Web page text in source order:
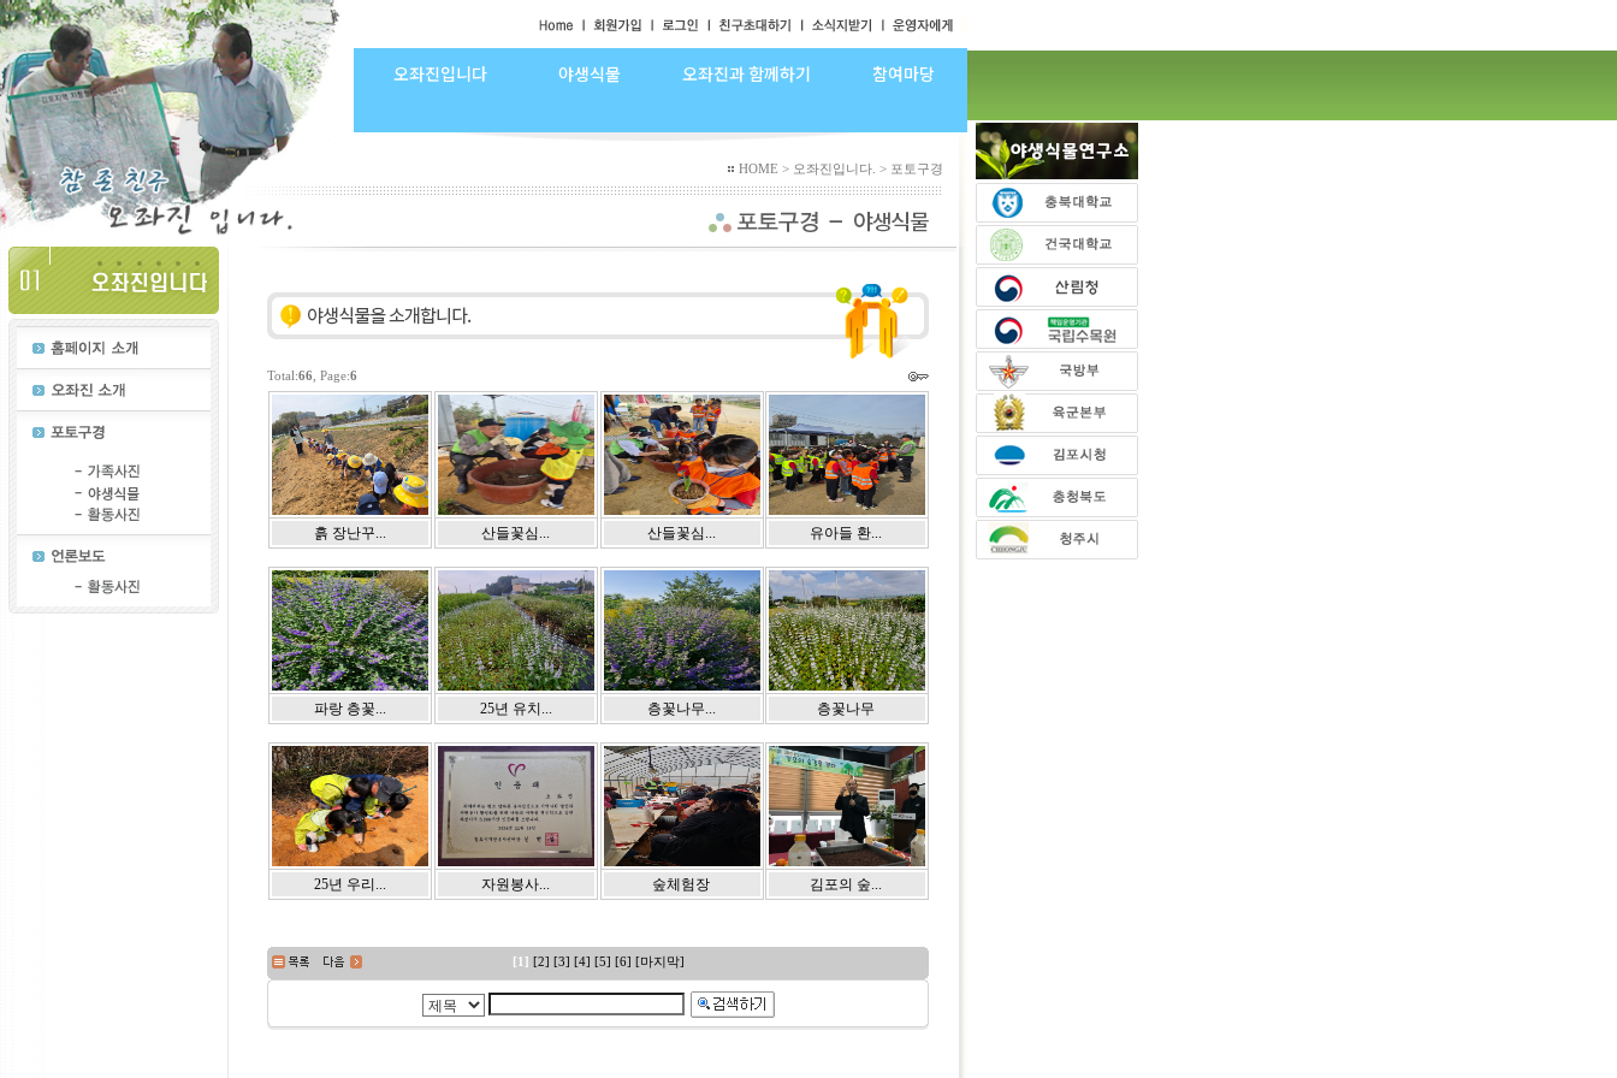
오좌진입니다 야생식물 오좌진과 함께하기 참여마당
HOME > 오좌진입니다. > 포토구경
Total:66 , Page:6
흙 장난꾸... 산들꽃심... 산들꽃심... 유아들 환...
파랑 층꽃... 25년 유치... 층꽃나무... 층꽃나무
25년 우리... 자원봉사... 숲체험장 김포의 숲...
[1] [2] [3] [4] [5] [6] [마지막]